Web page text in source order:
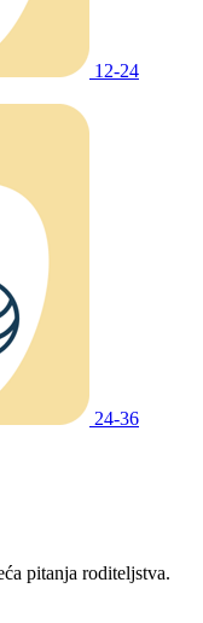
12-24
24-36
pitanja roditeljstva.